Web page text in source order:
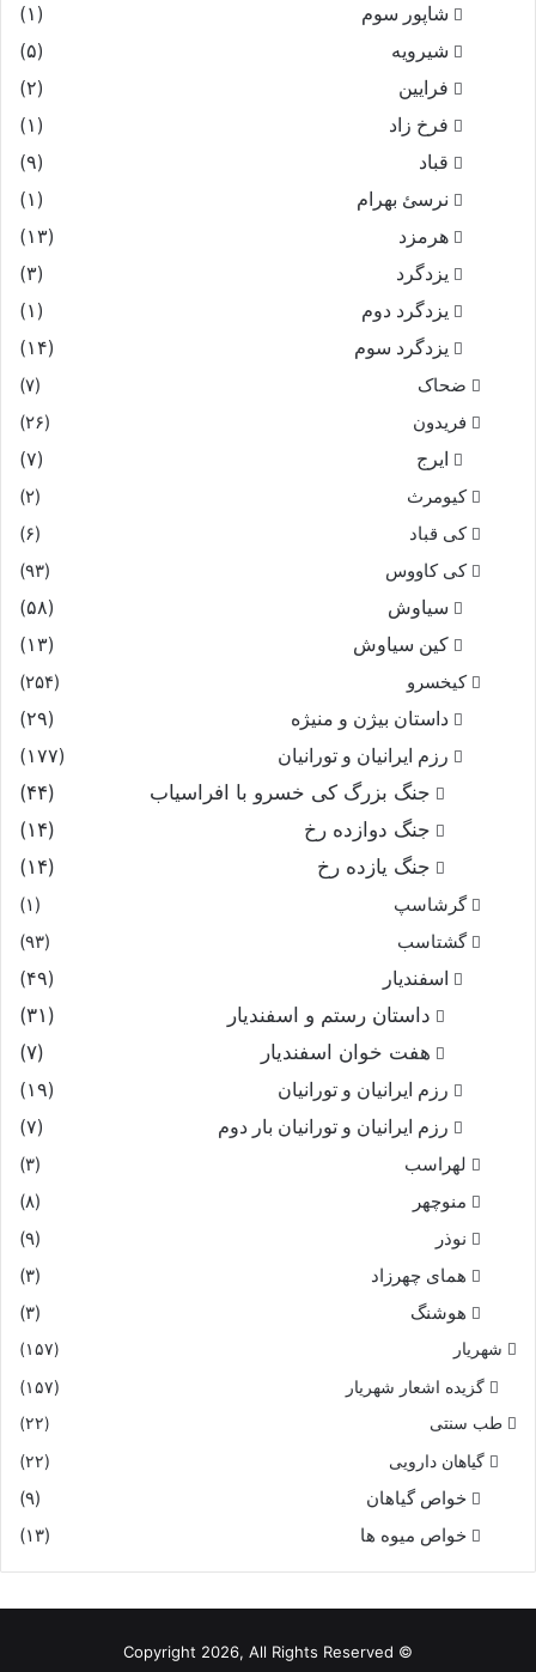
شاپور سوم‏
(۱)
شیرویه
(۵)
فرایین
(۲)
فرخ زاد
(۱)
قباد
(۹)
نرسئ بهرام‏
(۱)
هرمزد
(۱۳)
یزدگرد
(۳)
یزدگرد دوم
(۱)
یزدگرد سوم
(۱۴)
ضحاک
(۷)
فریدون
(۲۶)
ایرج
(۷)
کیومرث
(۲)
کی قباد
(۶)
کی کاووس
(۹۳)
سیاوش
(۵۸)
کین سیاوش
(۱۳)
کیخسرو
(۲۵۴)
داستان بیژن و منیژه
(۲۹)
رزم ایرانیان و تورانیان
(۱۷۷)
جنگ بزرگ کی خسرو با افراسیاب
(۴۴)
جنگ دوازده رخ
(۱۴)
جنگ یازده رخ
(۱۴)
گرشاسپ
(۱)
گشتاسب
(۹۳)
اسفندیار
(۴۹)
داستان رستم و اسفندیار
(۳۱)
هفت خوان اسفندیار
(۷)
رزم ایرانیان و تورانیان
(۱۹)
رزم ایرانیان و تورانیان بار دوم
(۷)
لهراسب
(۳)
منوچهر
(۸)
نوذر
(۹)
هماى چهرزاد
(۳)
هوشنگ
(۳)
شهریار (۱۵۷)
گزیده اشعار شهریار (۱۵۷)
طب سنتی (۲۲)
گیاهان دارویی (۲۲)
خواص گیاهان
(۹)
خواص میوه ها
(۱۳)
© Copyright 2026, All Rights Reserved